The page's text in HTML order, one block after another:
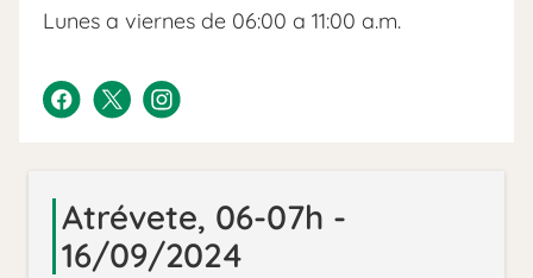
Lunes a viernes de 06:00 a 11:00 a.m.
Atrévete, 06-07h -
16/09/2024